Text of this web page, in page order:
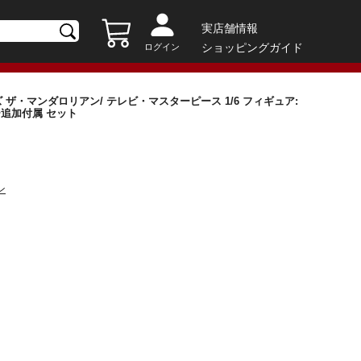
ログイン
実店舗情報
ショッピングガイド
・マンダロリアン/ テレビ・マスターピース 1/6 フィギュア:
追加付属 セット